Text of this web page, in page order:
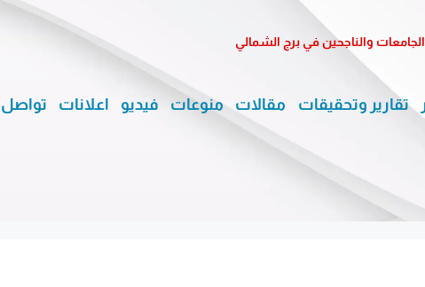
والناجحين في برج الشمالي
تقارير وتحقيقات مقالات منوعات فيديو اعلانات تواصل